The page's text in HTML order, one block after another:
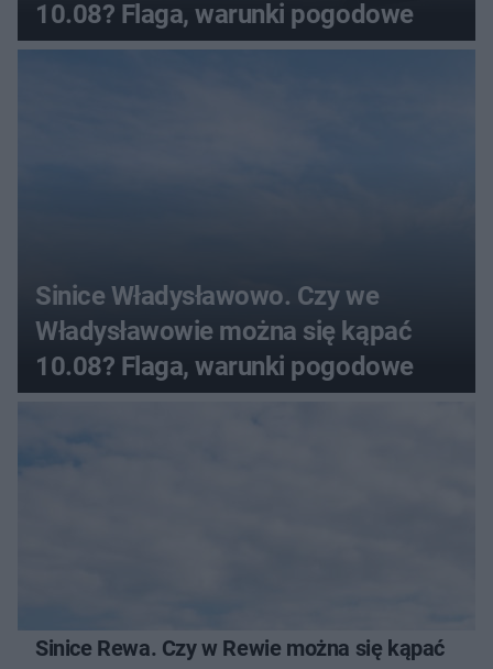
10.08? Flaga, warunki pogodowe
Sinice Władysławowo. Czy we
Władysławowie można się kąpać
10.08? Flaga, warunki pogodowe
Sinice Rewa. Czy w Rewie można się kąpać